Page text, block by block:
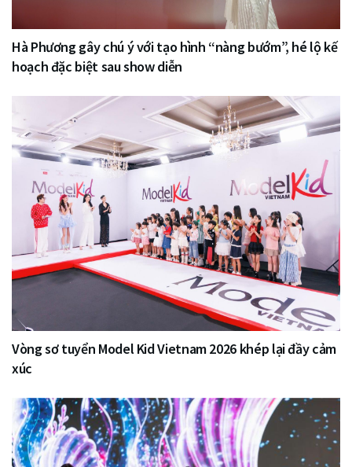
Hà Phương gây chú ý với tạo hình “nàng bướm”, hé lộ kế
hoạch đặc biệt sau show diễn
Vòng sơ tuyển Model Kid Vietnam 2026 khép lại đầy cảm
xúc